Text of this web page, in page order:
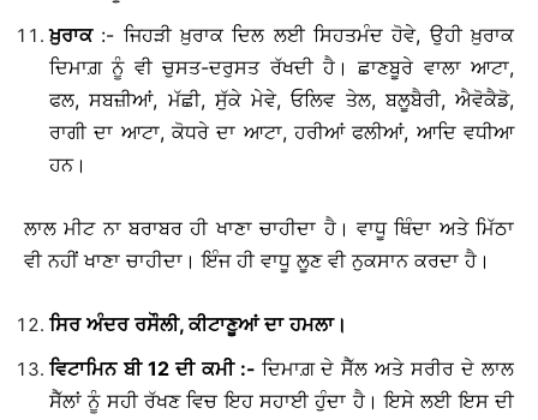
ਖ਼ੁਰਾਕ:- ਜਿਹੜੀ ਖ਼ੁਰਾਕ ਦਿਲ ਲਈ ਸਿਹਤਮੰਦ ਹੋਵੇ, ਉਹੀ ਖ਼ੁਰਾਕ
ਦਿਮਾਗ਼ ਨੂੰ ਵੀ ਚੁਸਤ-ਦਰੁਸਤ ਰੱਖਦੀ ਹੈ। ਛਾਣਬੂਰੇ ਵਾਲਾ ਆਟਾ,
ਫਲ, ਸਬਜ਼ੀਆਂ, ਮੱਛੀ, ਸੁੱਕੇ ਮੇਵੇ, ਓਲਿਵ ਤੇਲ, ਬਲੂਬੈਰੀ, ਐਵੋਕੈਡੋ,
ਰਾਗੀ ਦਾ ਆਟਾ, ਕੋਧਰੇ ਦਾ ਆਟਾ, ਹਰੀਆਂ ਫਲੀਆਂ, ਆਦਿ ਵਧੀਆ
ਹਨ।
ਲਾਲ ਮੀਟ ਨਾ ਬਰਾਬਰ ਹੀ ਖਾਣਾ ਚਾਹੀਦਾ ਹੈ। ਵਾਧੂ ਥਿੰਦਾ ਅਤੇ ਮਿੱਠਾ
ਵੀ ਨਹੀਂ ਖਾਣਾ ਚਾਹੀਦਾ। ਇੰਜ ਹੀ ਵਾਧੂ ਲੂਣ ਵੀ ਨੁਕਸਾਨ ਕਰਦਾ ਹੈ।
ਸਿਰ ਅੰਦਰ ਰਸੌਲੀ,ਕੀਟਾਣੂਆਂ ਦਾ ਹਮਲਾ।
ਵਿਟਾਮਿਨ ਬੀ12ਦੀ ਕਮੀ:- ਦਿਮਾਗ਼ ਦੇ ਸੈੱਲ ਅਤੇ ਸਰੀਰ ਦੇ ਲਾਲ
ਸੈੱਲਾਂ ਨੂੰ ਸਹੀ ਰੱਖਣ ਵਿਚ ਇਹ ਸਹਾਈ ਹੁੰਦਾ ਹੈ। ਇਸੇ ਲਈ ਇਸ ਦੀ